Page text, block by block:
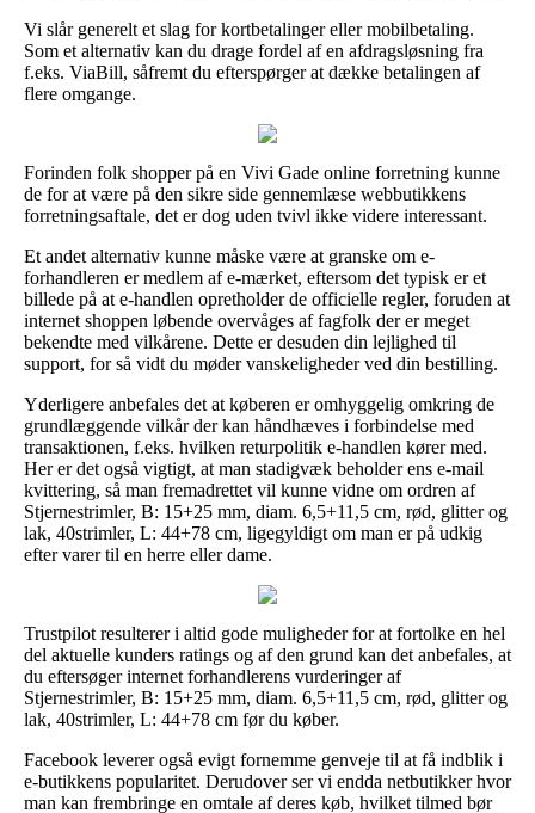
Vi slår generelt et slag for kortbetalinger eller mobilbetaling.
Som et alternativ kan du drage fordel af en afdragsløsning fra
f.eks. ViaBill, såfremt du efterspørger at dække betalingen af
flere omgange.
Forinden folk shopper på en Vivi Gade online forretning kunne
de for at være på den sikre side gennemlæse webbutikkens
forretningsaftale, det er dog uden tvivl ikke videre interessant.
Et andet alternativ kunne måske være at granske om e-
forhandleren er medlem af e-mærket, eftersom det typisk er et
billede på at e-handlen opretholder de officielle regler, foruden at
internet shoppen løbende overvåges af fagfolk der er meget
bekendte med vilkårene. Dette er desuden din lejlighed til
support, for så vidt du møder vanskeligheder ved din bestilling.
Yderligere anbefales det at køberen er omhyggelig omkring de
grundlæggende vilkår der kan håndhæves i forbindelse med
transaktionen, f.eks. hvilken returpolitik e-handlen kører med.
Her er det også vigtigt, at man stadigvæk beholder ens e-mail
kvittering, så man fremadrettet vil kunne vidne om ordren af
Stjernestrimler, B: 15+25 mm, diam. 6,5+11,5 cm, rød, glitter og
lak, 40strimler, L: 44+78 cm, ligegyldigt om man er på udkig
efter varer til en herre eller dame.
Trustpilot resulterer i altid gode muligheder for at fortolke en hel
del aktuelle kunders ratings og af den grund kan det anbefales, at
du eftersøger internet forhandlerens vurderinger af
Stjernestrimler, B: 15+25 mm, diam. 6,5+11,5 cm, rød, glitter og
lak, 40strimler, L: 44+78 cm før du køber.
Facebook leverer også evigt fornemme genveje til at få indblik i
e-butikkens popularitet. Derudover ser vi endda netbutikker hvor
man kan frembringe en omtale af deres køb, hvilket tilmed bør